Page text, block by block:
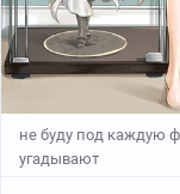
не буду под каждую
угадывают